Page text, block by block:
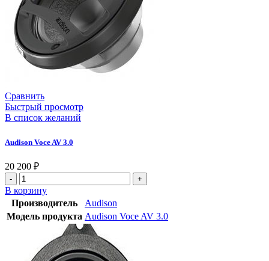
Сравнить
Быстрый просмотр
В список желаний
Audison Voce AV 3.0
20 200 ₽
В корзину
Производитель
Audison
Модель продукта Audison Voce AV 3.0